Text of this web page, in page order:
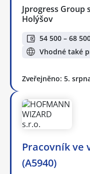
Jprogress Group
Holýšov
54 500 – 68
Vhodné také
Zveřejněno: 5.
Pracovník ve
(A5940)